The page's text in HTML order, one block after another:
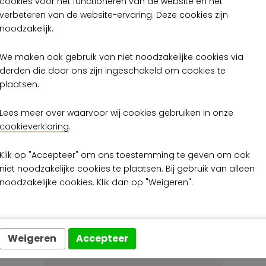
verbeteren van de website-ervaring. Deze cookies zijn
noodzakelijk.
We maken ook gebruik van niet noodzakelijke cookies via
derden die door ons zijn ingeschakeld om cookies te
plaatsen.
Lees meer over waarvoor wij cookies gebruiken in onze
cookieverklaring.
Klik op "Accepteer" om ons toestemming te geven om ook
niet noodzakelijke cookies te plaatsen. Bij gebruik van alleen
noodzakelijke cookies. Klik dan op "Weigeren".
Weigeren Accepteer
Op voorraad Op voorraad